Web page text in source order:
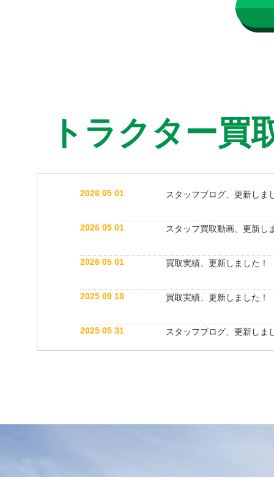
トラクター買
2026 05 01 スタッフブログ、更新しま
2026 05 01 スタッフ買取動画、更新し
2026 05 01 買取実績、更新しました！
2025 09 18 買取実績、更新しました！
2025 05 31 スタッフブログ、更新しま